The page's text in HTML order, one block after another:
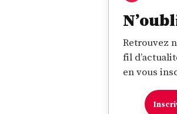
Retrouvez
fil
en vous